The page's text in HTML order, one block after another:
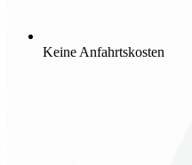
Keine Anfahrtskosten